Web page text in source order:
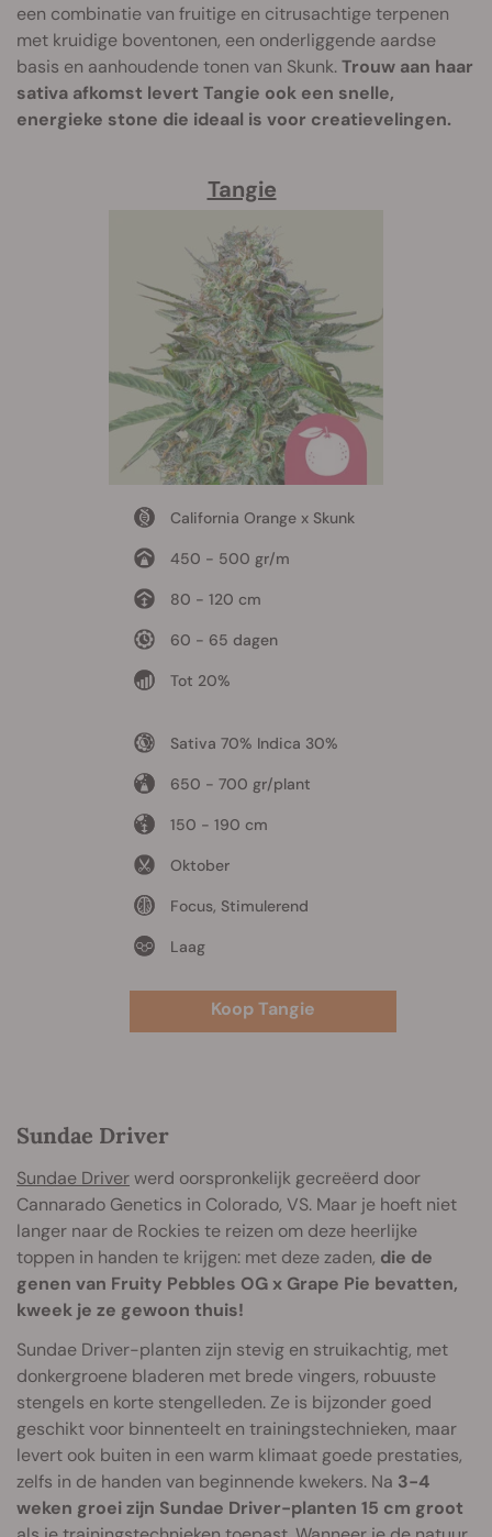
een combinatie van fruitige en citrusachtige terpenen
met kruidige boventonen, een onderliggende aardse
basis en aanhoudende tonen van Skunk.Trouw aan haar
sativa afkomst levert Tangie ook een snelle,
energieke stone die ideaal is voor creatievelingen.
Tangie
California Orange x Skunk
450 - 500 gr/m
80 - 120 cm
60 - 65 dagen
Tot 20%
Sativa 70% Indica 30%
650 - 700 gr/plant
150 - 190 cm
Oktober
Focus, Stimulerend
Laag
Koop Tangie
Sundae Driver
Sundae Driverwerd oorspronkelijk gecreëerd door
Cannarado Genetics in Colorado, VS. Maar je hoeft niet
langer naar de Rockies te reizen om deze heerlijke
toppen in handen te krijgen: met deze zaden, die de
genen van Fruity Pebbles OG x Grape Pie bevatten,
kweek je ze gewoon thuis!
Sundae Driver-planten zijn stevig en struikachtig, met
donkergroene bladeren met brede vingers, robuuste
stengels en korte stengelleden. Ze is bijzonder goed
geschikt voor binnenteelt en trainingstechnieken, maar
levert ook buiten in een warm klimaat goede prestaties,
zelfs in de handen van beginnende kwekers. Na 3-4
weken groei zijn Sundae Driver-planten 15 cm groot